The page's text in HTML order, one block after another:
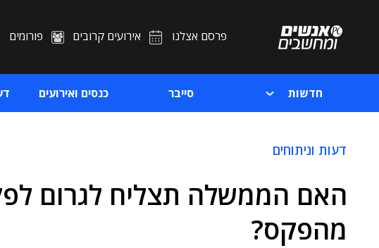
פרסם אצלנו אירועים קרובים פורומים
חדשות סייבר כנסים ואירועים
דעות וניתוחים
האם הממשלה תצליח לגרום
מהפקס?